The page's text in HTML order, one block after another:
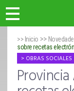
>> Inicio >>
sobre recetas
OBRAS SOCIALES